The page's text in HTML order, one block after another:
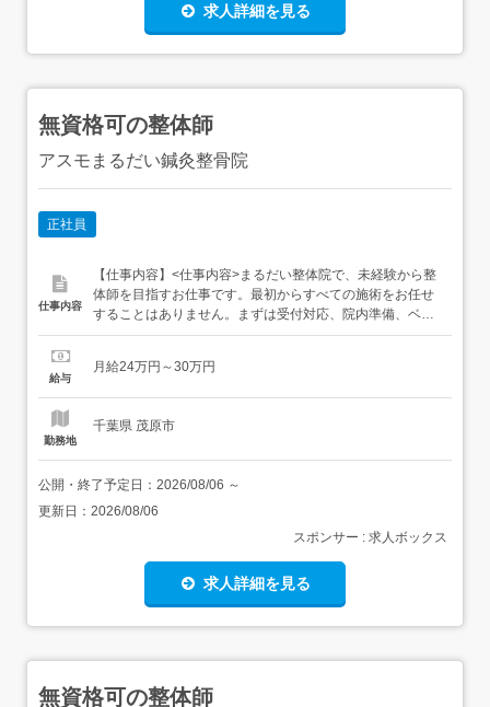
求人詳細を見る
無資格可の整体師
アスモまるだい鍼灸整骨院
正社員
仕事内容
【仕事内容】<仕事内容>まるだい整体院で、未経験から整
体師を目指すお仕事です。最初からすべての施術をお任せ
することはありません。まずは受付対応、院内準備、ベッ
ドメイク、施術の見学、身体の見方、基本的な手技の練習
る整体プロセスを少しずつ覚えていただきます。このプロ
給与
月給24万円～30万円
勤務地
千葉県 茂原市
公開・終了予定日： 2026/08/06 ～
更新日： 2026/08/06
スポンサー : 求人ボックス
求人詳細を見る
無資格可の整体師